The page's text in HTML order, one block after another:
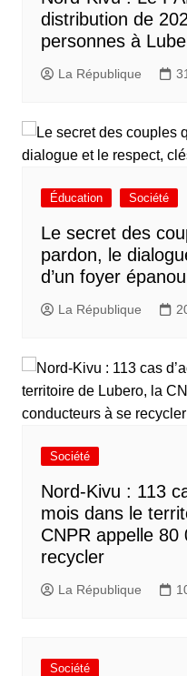
distribution de
personnes à
La République
Éducation Société
Le secret des
pardon, le
d’un foyer
La République
Société
Nord-Kivu : 113
mois dans le
CNPR appelle
recycler
La République
Société